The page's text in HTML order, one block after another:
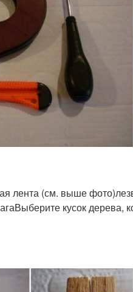
лента (см. выше
кусок дерева,